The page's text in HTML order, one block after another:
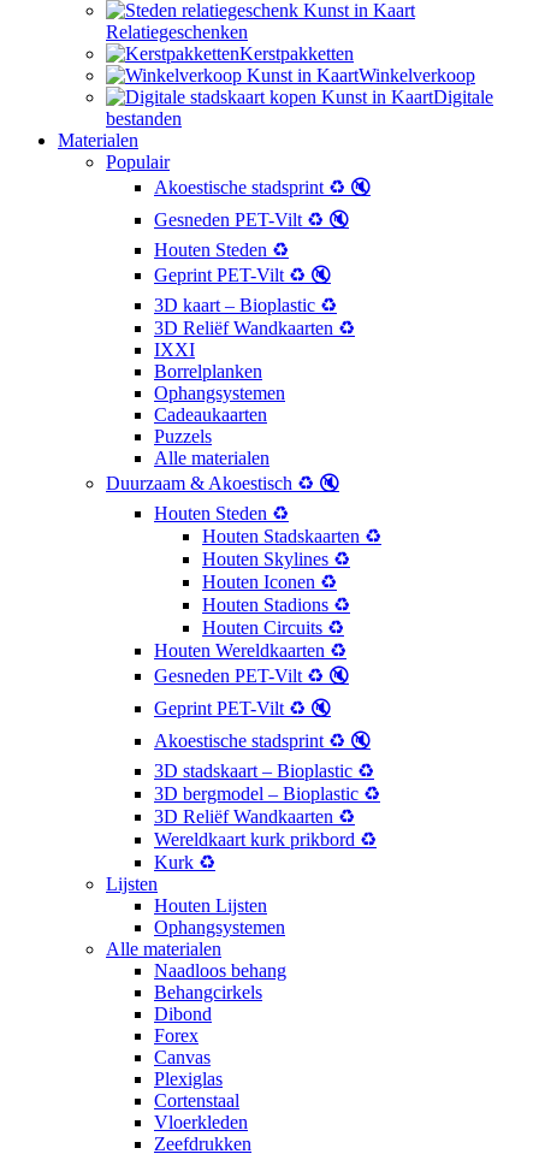
Relatiegeschenken
Kerstpakketten
Winkelverkoop
Digitale
bestanden
Materialen
Populair
Akoestische stadsprint ♻️ 🔇
Gesneden PET-Vilt ♻️ 🔇
Houten Steden ♻️
Geprint PET-Vilt ♻️ 🔇
3D kaart – Bioplastic ♻️
3D Reliëf Wandkaarten ♻️
IXXI
Borrelplanken
Ophangsystemen
Cadeaukaarten
Puzzels
Alle materialen
Duurzaam & Akoestisch ♻️ 🔇
Houten Steden ♻️
Houten Stadskaarten ♻️
Houten Skylines ♻️
Houten Iconen ♻️
Houten Stadions ♻️
Houten Circuits ♻️
Houten Wereldkaarten ♻️
Gesneden PET-Vilt ♻️ 🔇
Geprint PET-Vilt ♻️ 🔇
Akoestische stadsprint ♻️ 🔇
3D stadskaart – Bioplastic ♻️
3D bergmodel – Bioplastic ♻️
3D Reliëf Wandkaarten ♻️
Wereldkaart kurk prikbord ♻️
Kurk ♻️
Lijsten
Houten Lijsten
Ophangsystemen
Alle materialen
Naadloos behang
Behangcirkels
Dibond
Forex
Canvas
Plexiglas
Cortenstaal
Vloerkleden
Zeefdrukken